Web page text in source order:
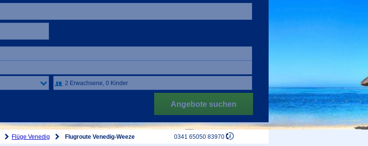
Angebote suchen
Flüge Venedig Flugroute Venedig-Weeze 0341 65050 83970